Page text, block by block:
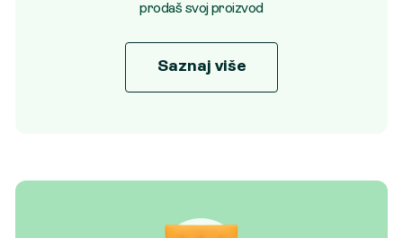
prodaš svoj proizvod
Saznaj više